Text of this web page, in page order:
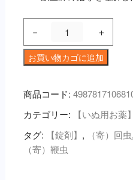
－
ロ
ン
プ
ラ
ス
錠
＋
お買い物カゴに追加
商品コード:
カテゴリー:
【いぬ用お薬】
タグ:
【錠剤】 , （寄）回虫,
（寄）鞭虫